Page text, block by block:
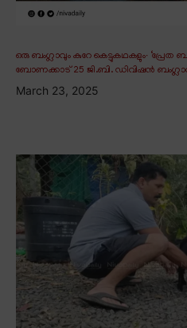
ഒരു ബംഗ്ലാവും കുറേ കെട്ടുകഥകളും∙ ‘പ്രേത
ബോണക്കാട് 25 ജി.ബി. ഡിവിഷൻ
March 23, 2025